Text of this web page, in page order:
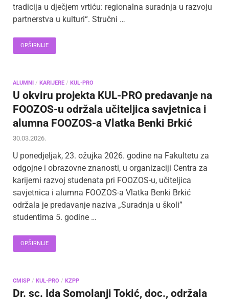
tradicija u dječjem vrtiću: regionalna suradnja u razvoju
partnerstva u kulturi“. Stručni …
OPŠIRNIJE
ALUMNI / KARIJERE / KUL-PRO
U okviru projekta KUL-PRO predavanje na
FOOZOS-u održala učiteljica savjetnica i
alumna FOOZOS-a Vlatka Benki Brkić
30.03.2026.
U ponedjeljak, 23. ožujka 2026. godine na Fakultetu za
odgojne i obrazovne znanosti, u organizaciji Centra za
karijerni razvoj studenata pri FOOZOS-u, učiteljica
savjetnica i alumna FOOZOS-a Vlatka Benki Brkić
održala je predavanje naziva „Suradnja u školi”
studentima 5. godine …
OPŠIRNIJE
CMISP / KUL-PRO / KZPP
Dr. sc. Ida Somolanji Tokić, doc., održala